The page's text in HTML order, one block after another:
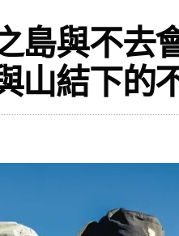
島與不去
山結下的